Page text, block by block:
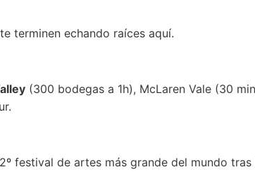
terminen echando raíces aquí.
(300 bodegas a 1h), McLaren Vale (30
festival de artes más grande del mundo